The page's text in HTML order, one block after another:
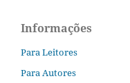
Informações
Para Leitores
Para Autores